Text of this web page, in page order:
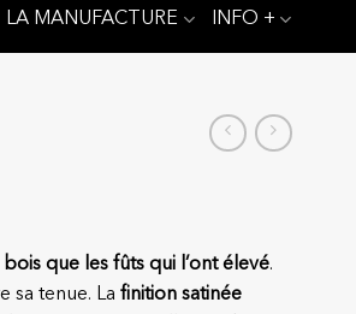
LA MANUFACTURE INFO +
que les fûts qui l’ont élevé.
sa tenue. La finition satinée